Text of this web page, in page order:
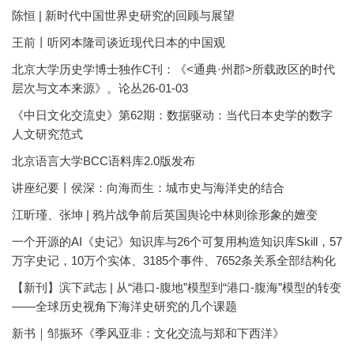
陈恒 | 新时代中国世界史研究的回顾与展望
王前丨听冈本隆司谈近现代日本的中国观
北京大学历史学博士独作C刊：《<通典·州郡>所载政区的时代
层次与文本来源》。论丛26-01-03
《中日文化交流史》第62期：数据驱动：当代日本史学的数字
人文研究范式
北京语言大学BCC语料库2.0版发布
讲座纪要丨侯深：向海而生：城市史与海洋史的结合
江昕瑾、张坤 | 鸦片战争前后英国舆论中林则徐形象的嬗变
一个开源的AI《史记》知识库与26个可复用构造知识库Skill，57
万字史记，10万个实体、3185个事件、7652条关系全部结构化
【新刊】滨下武志 | 从“港口-腹地”模型到“港口-腹海”模型的转变
——全球历史视角下海洋史研究的几个课题
新书｜邹振环《季风亚非：文化交流与郑和下西洋》